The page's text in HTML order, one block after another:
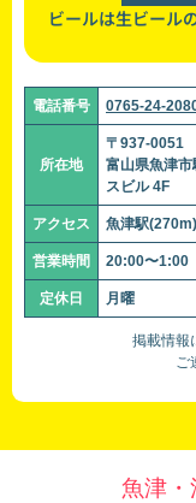
ビールは生ビール
電話番号 0765-24-
所在地
〒937-0051
富山県魚津
スビル 4F
アクセス 魚津駅
営業時間 20:00〜1:00
定休日 月曜
掲載情報
ご
魚津・